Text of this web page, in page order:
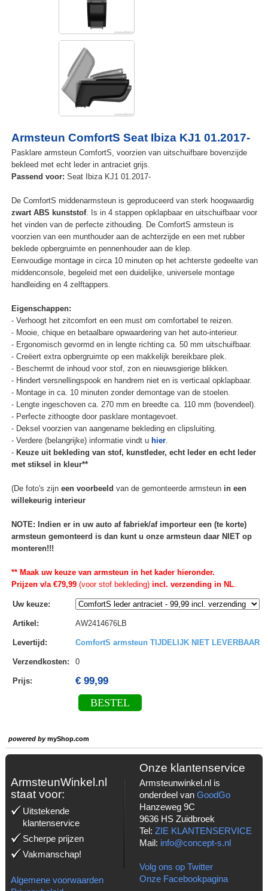
Armsteun ComfortS Seat Ibiza KJ1 01.2017-
Pasklare armsteun ComfortS, voorzien van uitschuifbare bovenzijde
bekleed met echt leder in antraciet grijs.
Passend voor: Seat Ibiza KJ1 01.2017-
De ComfortS middenarmsteun is geproduceerd van sterk hoogwaardig
zwart ABS kunststof. Is in 4 stappen opklapbaar en uitschuifbaar voor
het vinden van de perfecte zithouding. De ComfortS armsteun is
voorzien van een munthouder aan de achterzijde en een met rubber
beklede opbergruimte en pennenhouder aan de klep.
Eenvoudige montage in circa 10 minuten op het achterste gedeelte van
middenconsole, begeleid met een duidelijke, universele montage
handleiding en 4 zelftappers.
Eigenschappen:
- Verhoogt het zitcomfort en een must om comfortabel te reizen.
- Mooie, chique en betaalbare opwaardering van het auto-interieur.
- Ergonomisch gevormd en in lengte richting ca. 50 mm uitschuifbaar.
- Creëert extra opbergruimte op een makkelijk bereikbare plek.
- Beschermt de inhoud voor stof, zon en nieuwsgierige blikken.
- Hindert versnellingspook en handrem niet en is verticaal opklapbaar.
- Montage in ca. 10 minuten zonder demontage van de stoelen.
- Lengte ingeschoven ca. 270 mm en breedte ca. 110 mm (bovendeel).
- Perfecte zithoogte door pasklare montagevoet.
- Deksel voorzien van aangename bekleding en clipsluiting.
- Verdere (belangrijke) informatie vindt u hier.
- Keuze uit bekleding van stof, kunstleder, echt leder en echt leder
met stiksel in kleur**
(De foto's zijn een voorbeeld van de gemonteerde armsteun in een
willekeurig interieur
NOTE: Indien er in uw auto af fabriek/af importeur een (te korte)
armsteun gemonteerd is dan kunt u onze armsteun daar NIET op
monteren!!!
** Maak uw keuze van armsteun in het kader hieronder.
Prijzen v/a €79,99(voor stof bekleding)incl. verzending in NL.
Uw keuze:
Artikel : AW2414676LB
Levertijd : ComfortS armsteun TIJDELIJK NIET LEVERBAAR
Verzendkosten: 0
Prijs: € 99,99
BESTEL
powered bymyShop.com
ArmsteunWinkel.nl
staat voor:
Uitstekende
klantenservice
Scherpe prijzen
Vakmanschap!
Algemene voorwaarden
Onze klantenservice
Armsteunwinkel.nl is
onderdeel van GoodGo
Hanzeweg 9C
9636 HS Zuidbroek
Tel: ZIE KLANTENSERVICE
Mail: info@concept-s.nl
Volg ons op Twitter
Onze Facebookpagina